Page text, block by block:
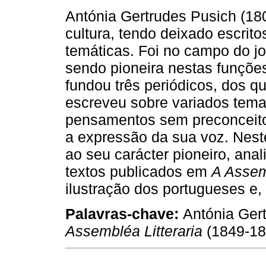
Antónia Gertrudes Pusich
cultura, tendo deixado
temáticas. Foi no campo do
sendo pioneira nestas
fundou três periódicos, dos
escreveu sobre variados
pensamentos sem
a expressão da sua voz.
ao seu carácter pioneiro,
textos publicados em A
ilustração dos portugueses
Palavras-chave: Antónia
Assembléa Litteraria (1849-